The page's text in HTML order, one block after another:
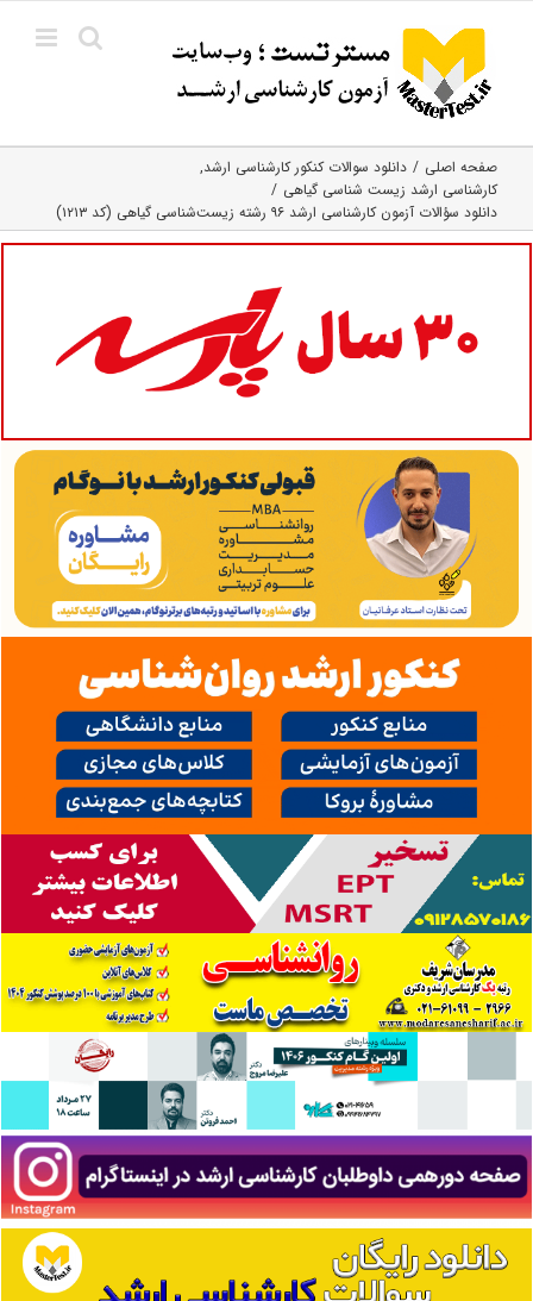
content
صفحه اصلی
دانلود سوالات کنکور کارشناسی ارشد
کارشناسی ارشد زیست‌ شناسی گیاهی
دانلود سؤالات آزمون کارشناسی ارشد ۹۶ رشته زیست‌شناسی گیاهی (کد ۱۲۱۳)